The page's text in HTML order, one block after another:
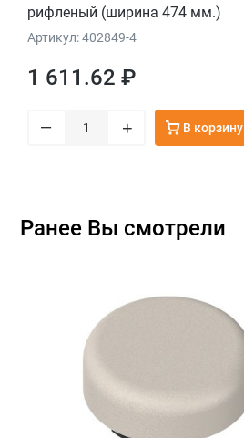
рифленый (ширина 474 мм.)
Артикул: 402849-4
1 611.62 ₽
– + В корзину
Ранее Вы смотрели